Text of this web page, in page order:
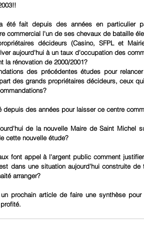
été fait depuis des années en particulier
commercial l'un de ses chevaux de bataille
décideurs (Casino, SFPL et
aujourd'hui à un taux d'occupation des
la rénovation de 2000/2001?
des précédentes études pour
des grands propriétaires décideurs, ceux
depuis des années pour laisser ce centre
de la nouvelle Maire de Saint Michel
cette nouvelle étude?
font appel à l'argent public comment
dans une situation aujourd'hui construite
arranger?
prochain article de faire une synthèse